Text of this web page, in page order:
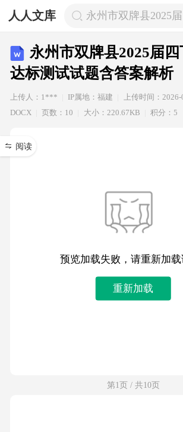
人人文库 永州市双牌县2025
永州市双牌县2025届
达标测试试题含答案解析
上传人：1*** IP属地：福建 上传时间：
DOCX
页数：10 大小：220.67KB 积分：5
阅读
预览加载失败，请重新加载
重新加载
第1页 / 共10页